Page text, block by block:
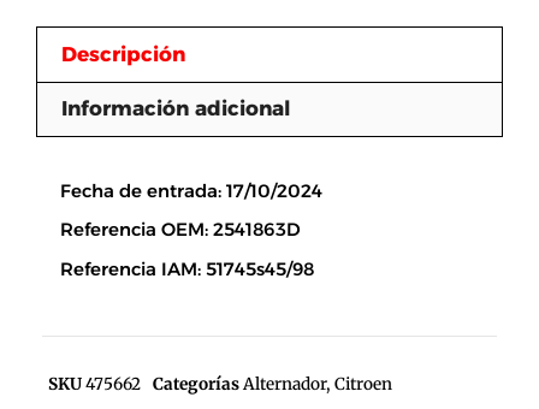
Descripción
Información adicional
Fecha de entrada: 17/10/2024
Referencia OEM: 2541863D
Referencia IAM: 51745s45/98
SKU475662 CategoríasAlternador, Citroen